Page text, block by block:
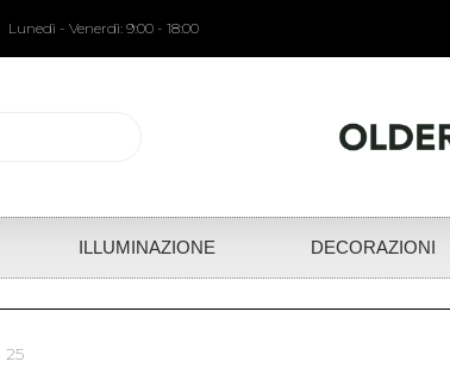
Lunedì - Venerdì: 9:00 - 18:00
ILLUMINAZIONE DECORAZIONI
25